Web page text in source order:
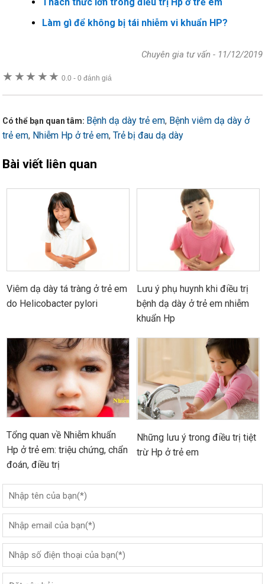
Làm gì để không bị tái nhiễm vi khuẩn HP?
Chuyên gia tư vấn - 11/12/2019
★ ★ ★ ★ ★ 0.0 -0 đánh giá
Có thể bạn quan tâm: Bệnh dạ dày trẻ em, Bệnh viêm dạ dày ở
trẻ em, Nhiễm Hp ở trẻ em,Trẻ bị đau dạ dày
Bài viết liên quan
Viêm dạ dày tá tràng ở trẻ em
do Helicobacter pylori
Lưu ý phụ huynh khi điều trị
bệnh dạ dày ở trẻ em nhiễm
khuẩn Hp
Tổng quan về Nhiễm khuẩn
Hp ở trẻ em: triệu chứng, chẩn
đoán, điều trị
Những lưu ý trong điều trị tiệt
trừ Hp ở trẻ em